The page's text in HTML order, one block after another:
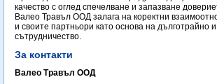
качество с оглед спечелване и запазване
Валео Травъл ООД залага на коректни
и своите партньори като основа на дълготрайно
сътрудничество.
За контакти
Валео Травъл ООД